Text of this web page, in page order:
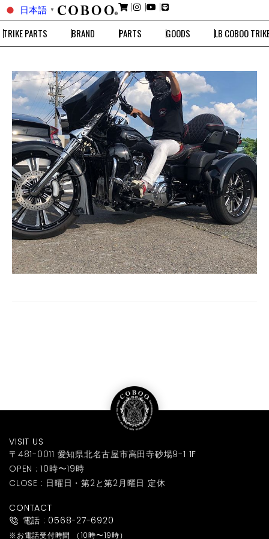
日本語 ▼
TRIKE PARTS BRAND PARTS GOODS LB COBOO
VISIT US
〒481-0011 愛知県北名古屋市高田寺砂場9-1 1F
OPEN : 10時〜19時
CLOSE : 日曜日・第2と第2月曜日 定休
CONTACT
電話 : 0568-27-6920
※お電話受付時間 （10時〜19時）